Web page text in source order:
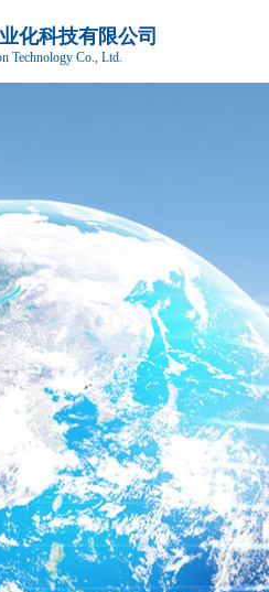
化科技有限公司
Technology Co., Ltd.